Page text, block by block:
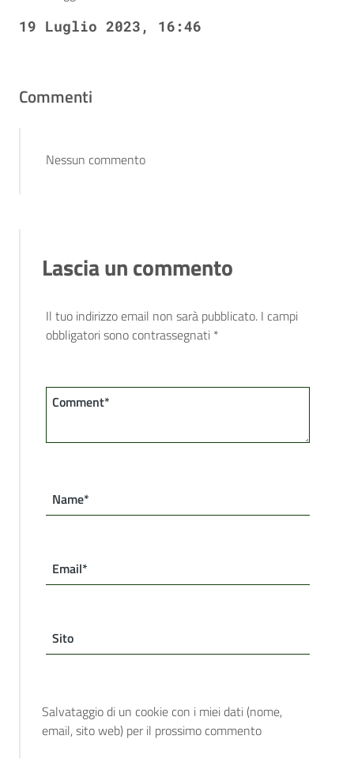
19 Luglio 2023, 16:46
Commenti
Nessun commento
Lascia un commento
Il tuo indirizzo email non sarà pubblicato. I campi
obbligatori sono contrassegnati *
Comment*
Name*
Email*
Sito
Salvataggio di un cookie con i miei dati (nome,
email, sito web) per il prossimo commento